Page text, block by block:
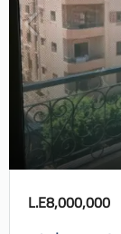
L.E8,000,000